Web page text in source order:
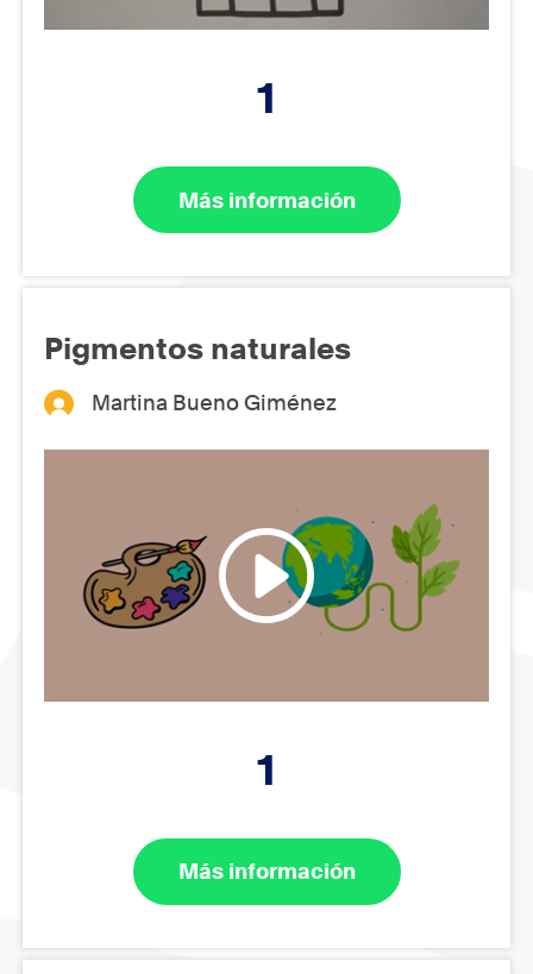
1
Más información
Pigmentos naturales
Martina Bueno Giménez
1
Más información